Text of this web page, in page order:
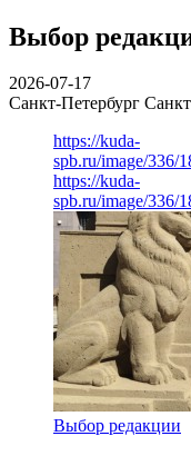
Выбор
2026-07-17
Санкт-Петербург
https://kuda-
spb.ru/image/336/
https://kuda-
spb.ru/image/336/
Выбор редакции